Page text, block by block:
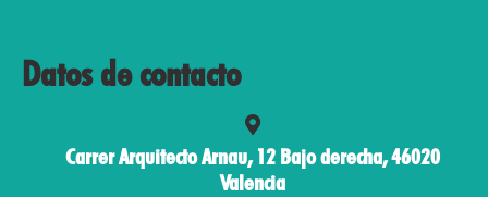
Datos de contacto
Carrer Arquitecto Arnau, 12 Bajo derecha, 46020
Valencia